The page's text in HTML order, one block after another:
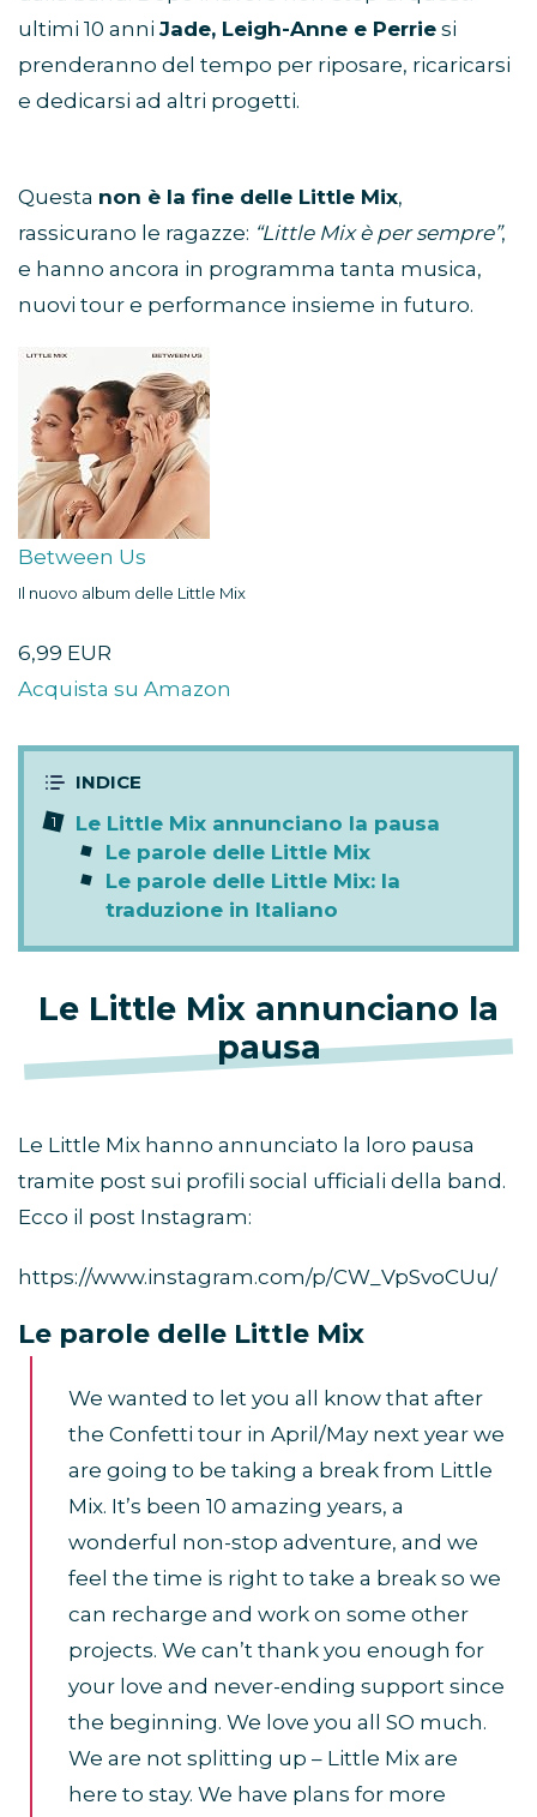
ultimi 10 anni Jade, Leigh-Anne e Perrie si
prenderanno del tempo per riposare, ricaricarsi
e dedicarsi ad altri progetti.
Questa non è la fine delle Little Mix,
rassicurano le ragazze: “Little Mix è per sempre”,
e hanno ancora in programma tanta musica,
nuovi tour e performance insieme in futuro.
Between Us
Il nuovo album delle Little Mix
6,99 EUR
Acquista su Amazon
Le Little Mix annunciano la pausa
Le parole delle Little Mix
Le parole delle Little Mix: la
traduzione in Italiano
Le Little Mix annunciano la
pausa
Le Little Mix hanno annunciato la loro pausa
tramite post sui profili social ufficiali della band.
Ecco il post Instagram:
https://www.instagram.com/p/CW_VpSvoCUu/
Le parole delle Little Mix
We wanted to let you all know that after
the Confetti tour in April/May next year we
are going to be taking a break from Little
Mix. It’s been 10 amazing years, a
wonderful non-stop adventure, and we
feel the time is right to take a break so we
can recharge and work on some other
projects. We can’t thank you enough for
your love and never-ending support since
the beginning. We love you all SO much.
We are not splitting up – Little Mix are
here to stay. We have plans for more